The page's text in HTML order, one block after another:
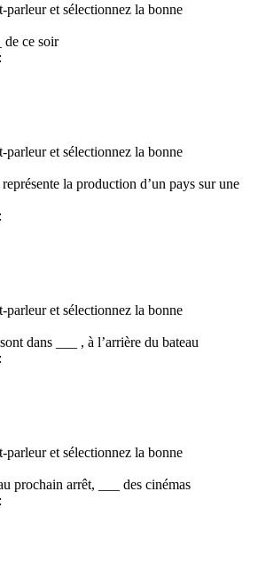
parleur et sélectionnez la bonne
de ce soir
parleur et sélectionnez la bonne
la production d’un pays sur une
parleur et sélectionnez la bonne
dans ___ , à l’arrière du bateau
parleur et sélectionnez la bonne
prochain arrêt, ___ des cinémas